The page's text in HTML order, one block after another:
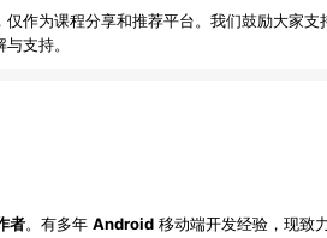
作为课程分享和推荐平台。我们鼓励大家
支持。
者。有多年 Android 移动端开发经验，现致